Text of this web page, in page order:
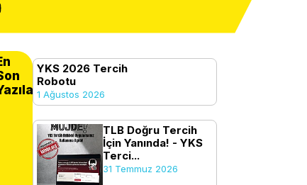
YKS 2026 Tercih
Robotu
1 Ağustos 2026
TLB Doğru Tercih
İçin Yanında! - YKS
Terci...
31 Temmuz 2026